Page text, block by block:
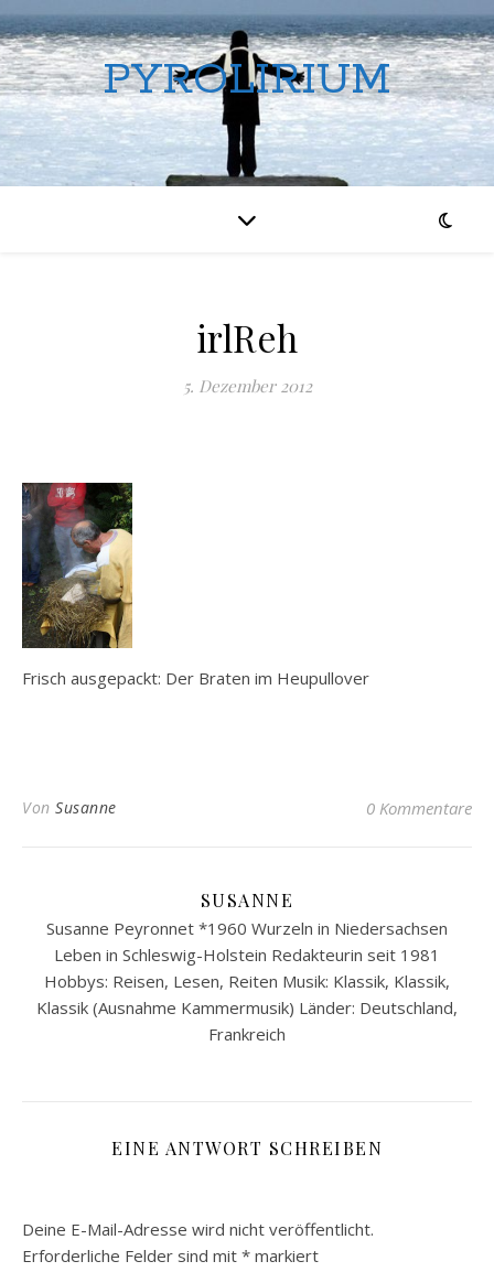
PYROLIRIUM
irlReh
5. Dezember 2012
Frisch ausgepackt: Der Braten im Heupullover
Von Susanne 0 Kommentare
SUSANNE
Susanne Peyronnet *1960 Wurzeln in Niedersachsen
Leben in Schleswig-Holstein Redakteurin seit 1981
Hobbys: Reisen, Lesen, Reiten Musik: Klassik, Klassik,
Klassik (Ausnahme Kammermusik) Länder: Deutschland,
Frankreich
EINE ANTWORT SCHREIBEN
Deine E-Mail-Adresse wird nicht veröffentlicht.
Erforderliche Felder sind mit * markiert